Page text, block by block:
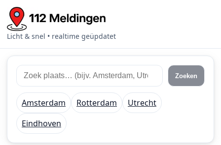
Licht & snel • realtime geüpdatet
Zoek
112
meldingen
Zoek
plaats
of
regio
Zoeken
Amsterdam Rotterdam
Utrecht
Eindhoven